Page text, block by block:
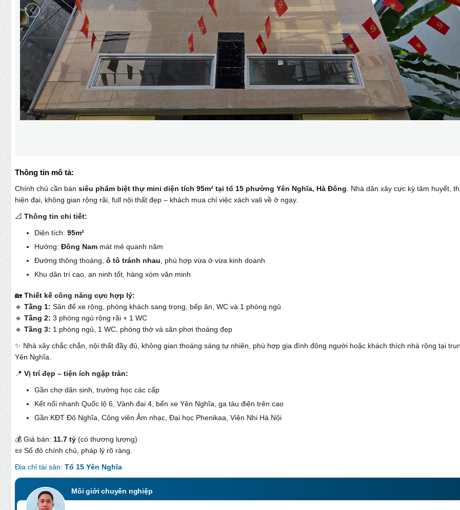
Thông tin mô tả:
Chính chủ cần bán siêu phẩm biệt thự mini diện tích 95m² tại tổ 15 phường Yên Nghĩa, Hà Đông . Nhà dân xây cực kỳ tâm huyết,
hiện đại, không gian rộng rãi, full nội thất đẹp – khách mua chỉ việc xách vali về ở ngay.
📐 Thông tin chi tiết:
Diện tích:95m²
Hướng:Đông Nam mát mẻ quanh năm
Đường thông thoáng,ô tô tránh nhau , phù hợp vừa ở vừa kinh doanh
Khu dân trí cao, an ninh tốt, hàng xóm văn minh
🏡 Thiết kế công năng cực hợp lý:
🔹 Tầng 1: Sân để xe rộng, phòng khách sang trọng, bếp ăn, WC và 1 phòng ngủ
🔹 Tầng 2: 3 phòng ngủ rộng rãi + 1 WC
🔹 Tầng 3: 1 phòng ngủ, 1 WC, phòng thờ và sân phơi thoáng đẹp
✨ Nhà xây chắc chắn, nội thất đầy đủ, không gian thoáng sáng tự nhiên, phù hợp gia đình đông người hoặc khách thích nhà rộng tại
Yên Nghĩa.
📍 Vị trí đẹp – tiện ích ngập tràn:
Gần chợ dân sinh, trường học các cấp
Kết nối nhanh Quốc lộ 6, Vành đai 4, bến xe Yên Nghĩa, ga tàu điện trên cao
Gần KĐT Đô Nghĩa, Công viên Âm nhạc, Đại học Phenikaa, Viện Nhi Hà Nội
💰 Giá bán: 11.7 tỷ (có thương lượng)
📜 Sổ đỏ chính chủ, pháp lý rõ ràng.
Địa chỉ tài sản: Tổ 15 Yên Nghĩa
Môi giới chuyên nghiệp